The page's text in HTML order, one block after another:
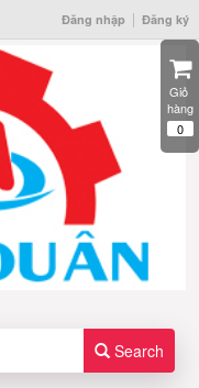
Đăng nhập Đăng ký
Search
Giỏ
hàng
0